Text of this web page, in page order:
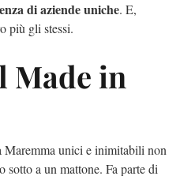
di aziende uniche. E,
più gli stessi.
Made in
Maremma unici e inimitabili non
sotto a un mattone. Fa parte di